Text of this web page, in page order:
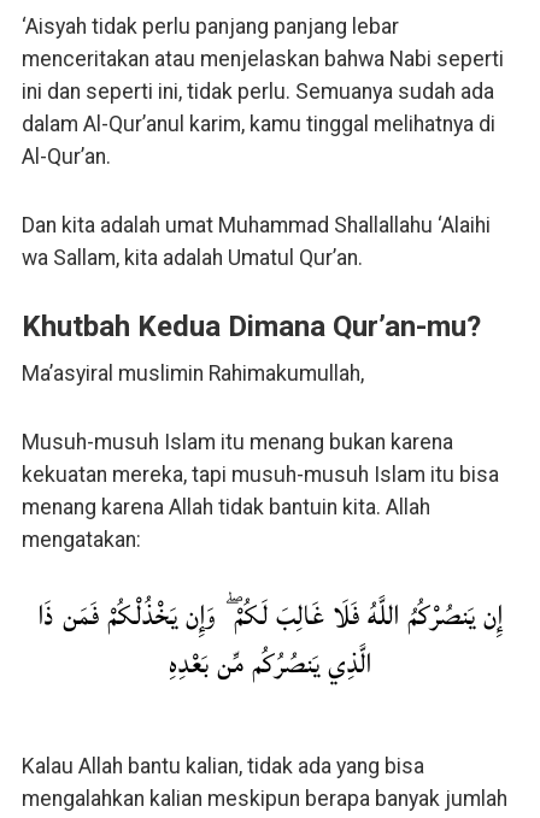
‘Aisyah tidak perlu panjang panjang lebar
menceritakan atau menjelaskan bahwa Nabi seperti
ini dan seperti ini, tidak perlu. Semuanya sudah ada
dalam Al-Qur’anul karim, kamu tinggal melihatnya di
Al-Qur’an.
Dan kita adalah umat Muhammad Shallallahu ‘Alaihi
wa Sallam, kita adalah Umatul Qur’an.
Khutbah Kedua Dimana Qur’an-mu?
Ma’asyiral muslimin Rahimakumullah,
Musuh-musuh Islam itu menang bukan karena
kekuatan mereka, tapi musuh-musuh Islam itu bisa
menang karena Allah tidak bantuin kita. Allah
mengatakan:
إِن يَنصُرْكُمُ اللَّهُ فَلَا غَالِبَ لَكُمْ ۖ وَإِن يَخْذُلْكُمْ فَمَن ذَا
الَّذِي يَنصُرُكُم مِّن بَعْدِهِ
Kalau Allah bantu kalian, tidak ada yang bisa
mengalahkan kalian meskipun berapa banyak jumlah